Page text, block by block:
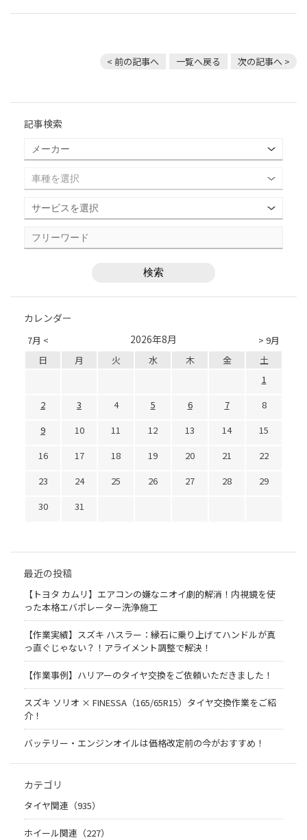
< 前の記事へ 一覧へ戻る 次の記事へ >
記事検索
カレンダー
7月 < > 9月
2026年8月
日 月 火 水 木 金
土
1
2
3 4 5 6 7
8
9
10 11 12 13 14
15
16
17 18 19 20 21
22
23
24 25 26 27 28
29
30
31
最近の投稿
【トヨタ カムリ】エアコンの嫌なニオイ劇的解消！内視鏡を使
った本格エバポレーター洗浄施工
【作業実績】スズキ ハスラー：縁石に乗り上げてハンドルが真
っ直ぐじゃない？！アライメント調整で解決！
【作業事例】ハリアーのタイヤ交換をご依頼いただきました！
スズキ ソリオ × FINESSA（165/65R15）タイヤ交換作業をご紹
介！
バッテリー・エンジンオイルは価格改定前の今がおすすめ！
カテゴリ
タイヤ関連（935）
ホイール関連（227）